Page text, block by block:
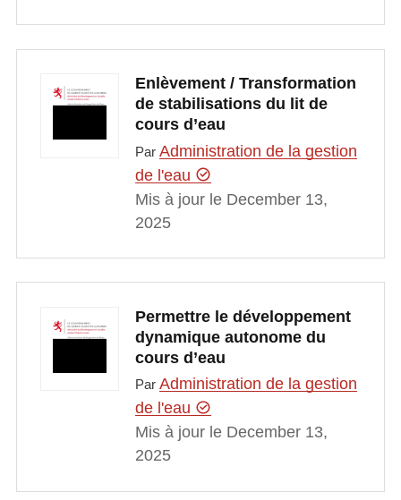
Enlèvement / Transformation
de stabilisations du lit de
cours d’eau
Par Administration de la gestion
de l'eau
Mis à jour le December 13,
2025
Permettre le développement
dynamique autonome du
cours d’eau
Par Administration de la gestion
de l'eau
Mis à jour le December 13,
2025